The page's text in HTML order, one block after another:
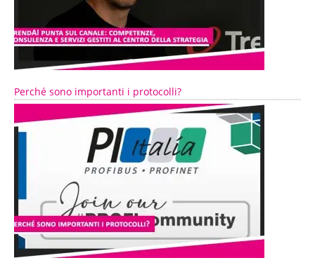
Perché sono importanti i protocolli?